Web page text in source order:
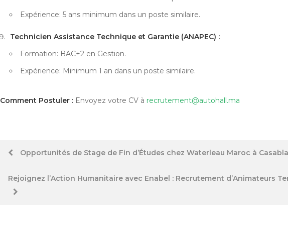
Expérience: 5 ans minimum dans un poste similaire.
Technicien Assistance Technique et Garantie (ANAPEC) :
Formation: BAC+2 en Gestion.
Expérience: Minimum 1 an dans un poste similaire.
Comment Postuler : Envoyez votre CV à recrutement@autohall.ma
Post
navigation
Opportunités de Stage de Fin d’Études chez Waterleau Maroc à
Rejoignez l’Action Humanitaire avec Enabel : Recrutement d’Animateurs